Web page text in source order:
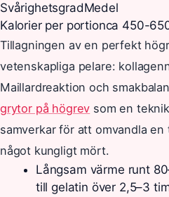
SvårighetsgradMedel
Kalorier per portionca 450-
Tillagningen av en perfekt
vetenskapliga pelare:
Maillardreaktion och
grytor på högrev som en
samverkar för att omvandla
något kungligt mört.
Långsam värme runt
till gelatin över 2,5–3